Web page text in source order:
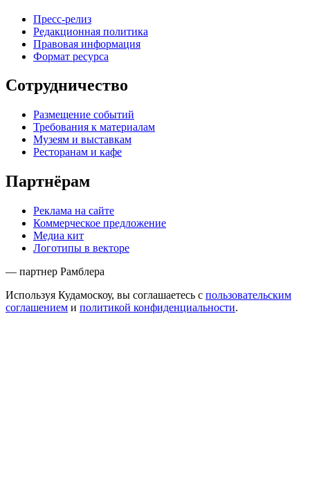
Пресс-релиз
Редакционная политика
Правовая информация
Формат ресурса
Сотрудничество
Размещение событий
Требования к материалам
Музеям и выставкам
Ресторанам и кафе
Партнёрам
Реклама на сайте
Коммерческое предложение
Медиа кит
Логотипы в векторе
— партнер Рамблера
Используя Кудамоскоу, вы соглашаетесь с пользовательским
соглашением и политикой конфиденциальности.